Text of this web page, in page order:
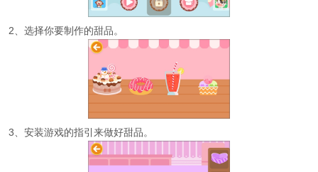
2、选择你要制作的甜品。
3、安装游戏的指引来做好甜品。